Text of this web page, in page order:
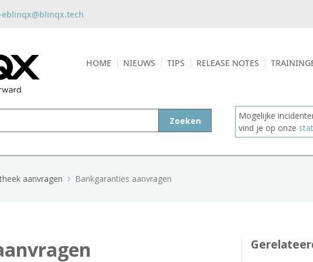
HOME NIEUWS TIPS RELEASE NOTES
Zoeken
Mogelijke
vind je op onze
aanvragen Bankgaranties aanvragen